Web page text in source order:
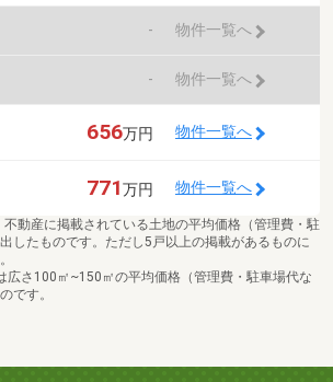
- 物件一覧へ
- 物件一覧へ
656万円 物件一覧へ
771万円 物件一覧へ
動産に掲載されている土地の平均価格（管理費・駐
したものです。ただし5戸以上の掲載があるものに
広さ100㎡~150㎡の平均価格（管理費・駐車場代な
です。